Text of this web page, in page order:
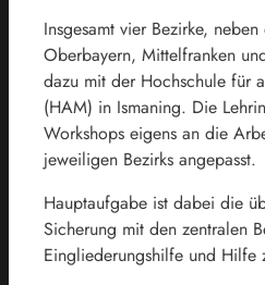
Insgesamt vier Bezirke,
Oberbayern, Mittelfranken
dazu mit der Hochschule für
(HAM) in Ismaning. Die
Workshops eigens an die
jeweiligen Bezirks angepasst.
Hauptaufgabe ist dabei die
Sicherung mit den zentralen
Eingliederungshilfe und Hilfe